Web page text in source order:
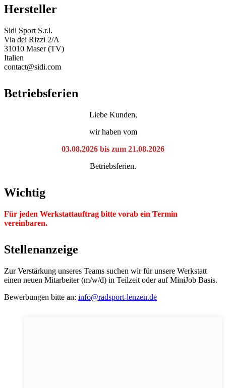
Hersteller
Sidi Sport S.r.l.
Via dei Rizzi 2/A
31010 Maser (TV)
Italien
contact@sidi.com
Betriebsferien
Liebe Kunden,
wir haben vom
03.08.2026 bis zum 21.08.2026
Betriebsferien.
Wichtig
Für jeden Werkstattauftrag bitte vorab ein Termin
vereinbaren.
Stellenanzeige
Zur Verstärkung unseres Teams suchen wir für unsere Werkstatt
einen neuen Mitarbeiter (m/w/d) in Teilzeit oder auf MiniJob Basis.
Bewerbungen bitte an: info@radsport-lenzen.de